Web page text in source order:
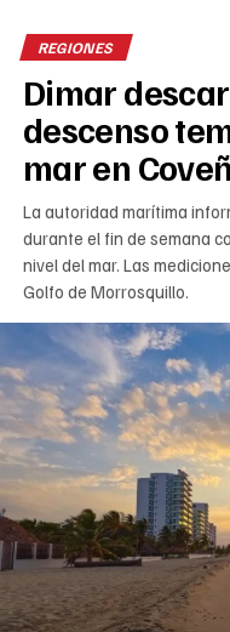
REGIONES
Dimar
descenso
mar en
La autoridad marítima
durante el fin de semana
nivel del mar. Las
Golfo de Morrosquillo.